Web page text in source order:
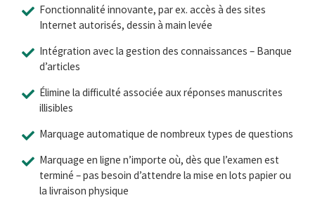
Fonctionnalité innovante, par ex. accès à des sites
Internet autorisés, dessin à main levée
Intégration avec la gestion des connaissances – Banque
d’articles
Élimine la difficulté associée aux réponses manuscrites
illisibles
Marquage automatique de nombreux types de questions
Marquage en ligne n’importe où, dès que l’examen est
terminé – pas besoin d’attendre la mise en lots papier ou
la livraison physique